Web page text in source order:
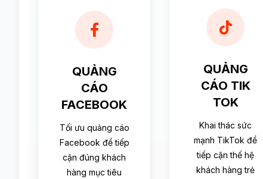
QUẢNG
CÁO
FACEBOOK
Tối ưu quảng cáo
Facebook để tiếp
cận đúng khách
hàng mục tiêu
QUẢNG
CÁO TIK
TOK
Khai thác sức
mạnh TikTok để
tiếp cận thế hệ
khách hàng trẻ